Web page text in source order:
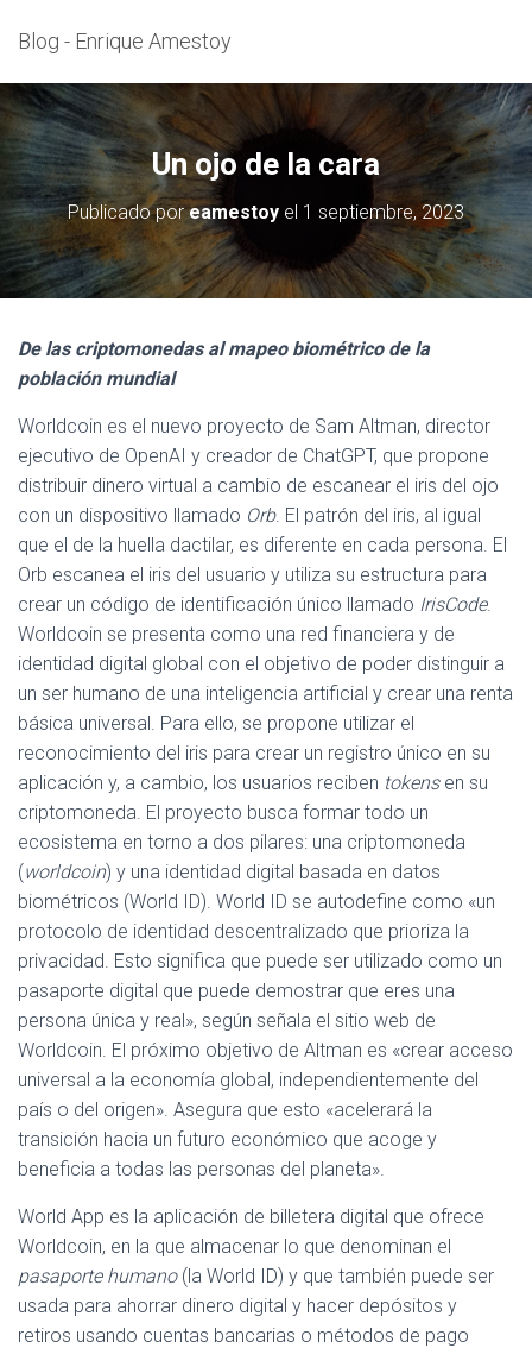
Blog - Enrique Amestoy
Un ojo de la cara
Publicado poreamestoy el 1 septiembre, 2023
De las criptomonedas al mapeo biométrico de la
población mundial
Worldcoin es el nuevo proyecto de Sam Altman, director
ejecutivo de OpenAI y creador de ChatGPT, que propone
distribuir dinero virtual a cambio de escanear el iris del ojo
con un dispositivo llamado Orb. El patrón del iris, al igual
que el de la huella dactilar, es diferente en cada persona. El
Orb escanea el iris del usuario y utiliza su estructura para
crear un código de identificación único llamado IrisCode.
Worldcoin se presenta como una red financiera y de
identidad digital global con el objetivo de poder distinguir a
un ser humano de una inteligencia artificial y crear una renta
básica universal. Para ello, se propone utilizar el
reconocimiento del iris para crear un registro único en su
aplicación y, a cambio, los usuarios reciben tokensen su
criptomoneda. El proyecto busca formar todo un
ecosistema en torno a dos pilares: una criptomoneda
(worldcoin) y una identidad digital basada en datos
biométricos (World ID). World ID se autodefine como «un
protocolo de identidad descentralizado que prioriza la
privacidad. Esto significa que puede ser utilizado como un
pasaporte digital que puede demostrar que eres una
persona única y real», según señala el sitio web de
Worldcoin. El próximo objetivo de Altman es «crear acceso
universal a la economía global, independientemente del
país o del origen». Asegura que esto «acelerará la
transición hacia un futuro económico que acoge y
beneficia a todas las personas del planeta».
World App es la aplicación de billetera digital que ofrece
Worldcoin, en la que almacenar lo que denominan el
pasaporte humano(la World ID) y que también puede ser
usada para ahorrar dinero digital y hacer depósitos y
retiros usando cuentas bancarias o métodos de pago